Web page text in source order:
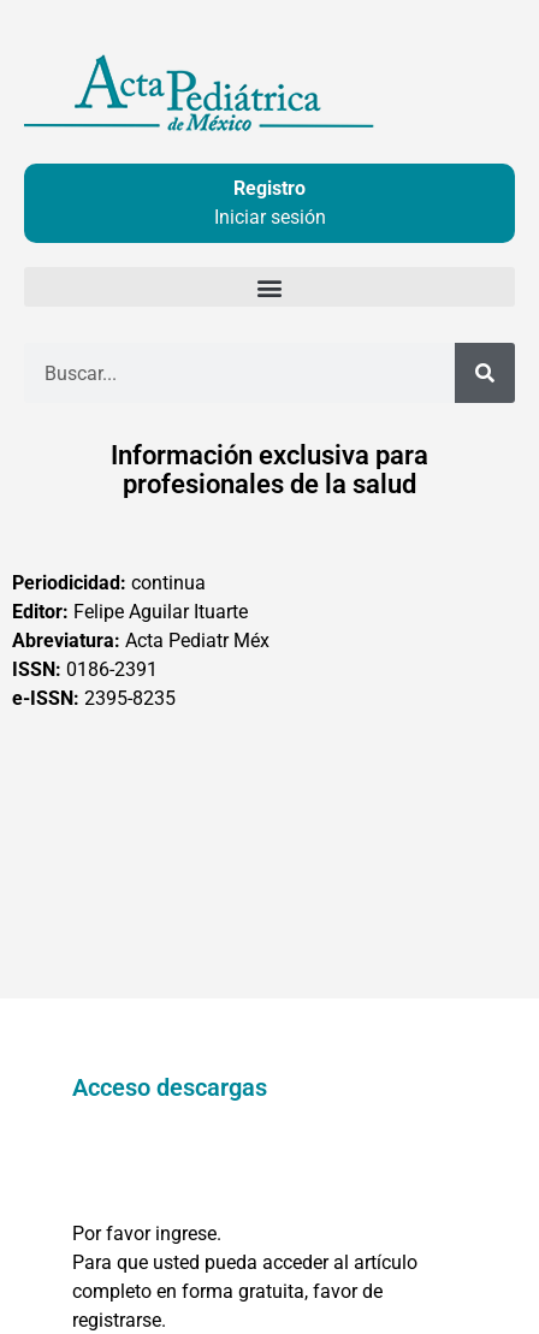
contenido
Registro
Iniciar sesión
Información exclusiva para
profesionales de la salud
Periodicidad: continua
Editor: Felipe Aguilar Ituarte
Abreviatura: Acta Pediatr Méx
ISSN: 0186-2391
e-ISSN: 2395-8235
Acceso descargas
Por favor ingrese.
Para que usted pueda acceder al artículo
completo en forma gratuita, favor de
registrarse.